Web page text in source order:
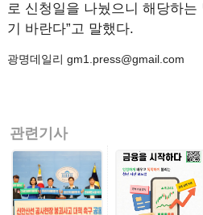
로 신청일을 나눴으니 해당하는
기 바란다”고 말했다.
광명데일리 gm1.press@gmail.com
관련기사